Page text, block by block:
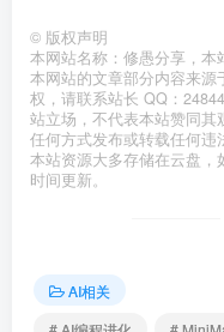
© 版权声明
本网站名称：修愚分享，本
本网站的文章部分内容来
权，请联系站长 QQ：
站立场，不代表本站赞同
任何方式发布或转载任何违
本站资源大多存储在云盘
时间更新。
AI相关